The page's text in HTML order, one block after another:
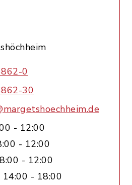
0
30
- 12:00
- 12:00
- 12:00
14:00 - 18:00